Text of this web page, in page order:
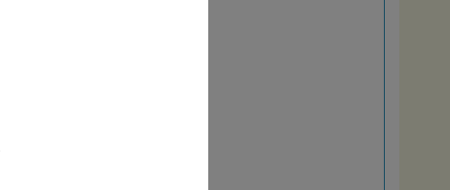
désodorisants…
pantalon